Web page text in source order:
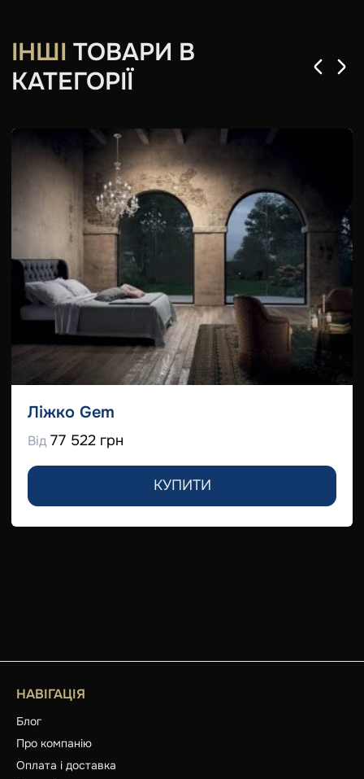
ІНШІ ТОВАРИ В
КАТЕГОРІЇ
Ліжко Gem
Від 77 522 грн
КУПИТИ
НАВІГАЦІЯ
Блог
Про компанію
Оплата і доставка